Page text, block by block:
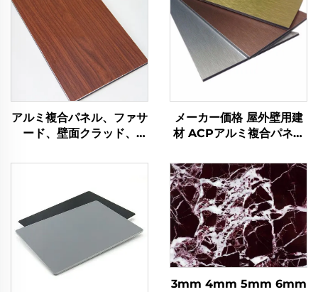
アルミ複合パネル、ファサ
ード、壁面クラッド、
メーカー価格 屋外壁用建
材 ACPアルミ複合パネル
3mm 4mm 5mm 6mm